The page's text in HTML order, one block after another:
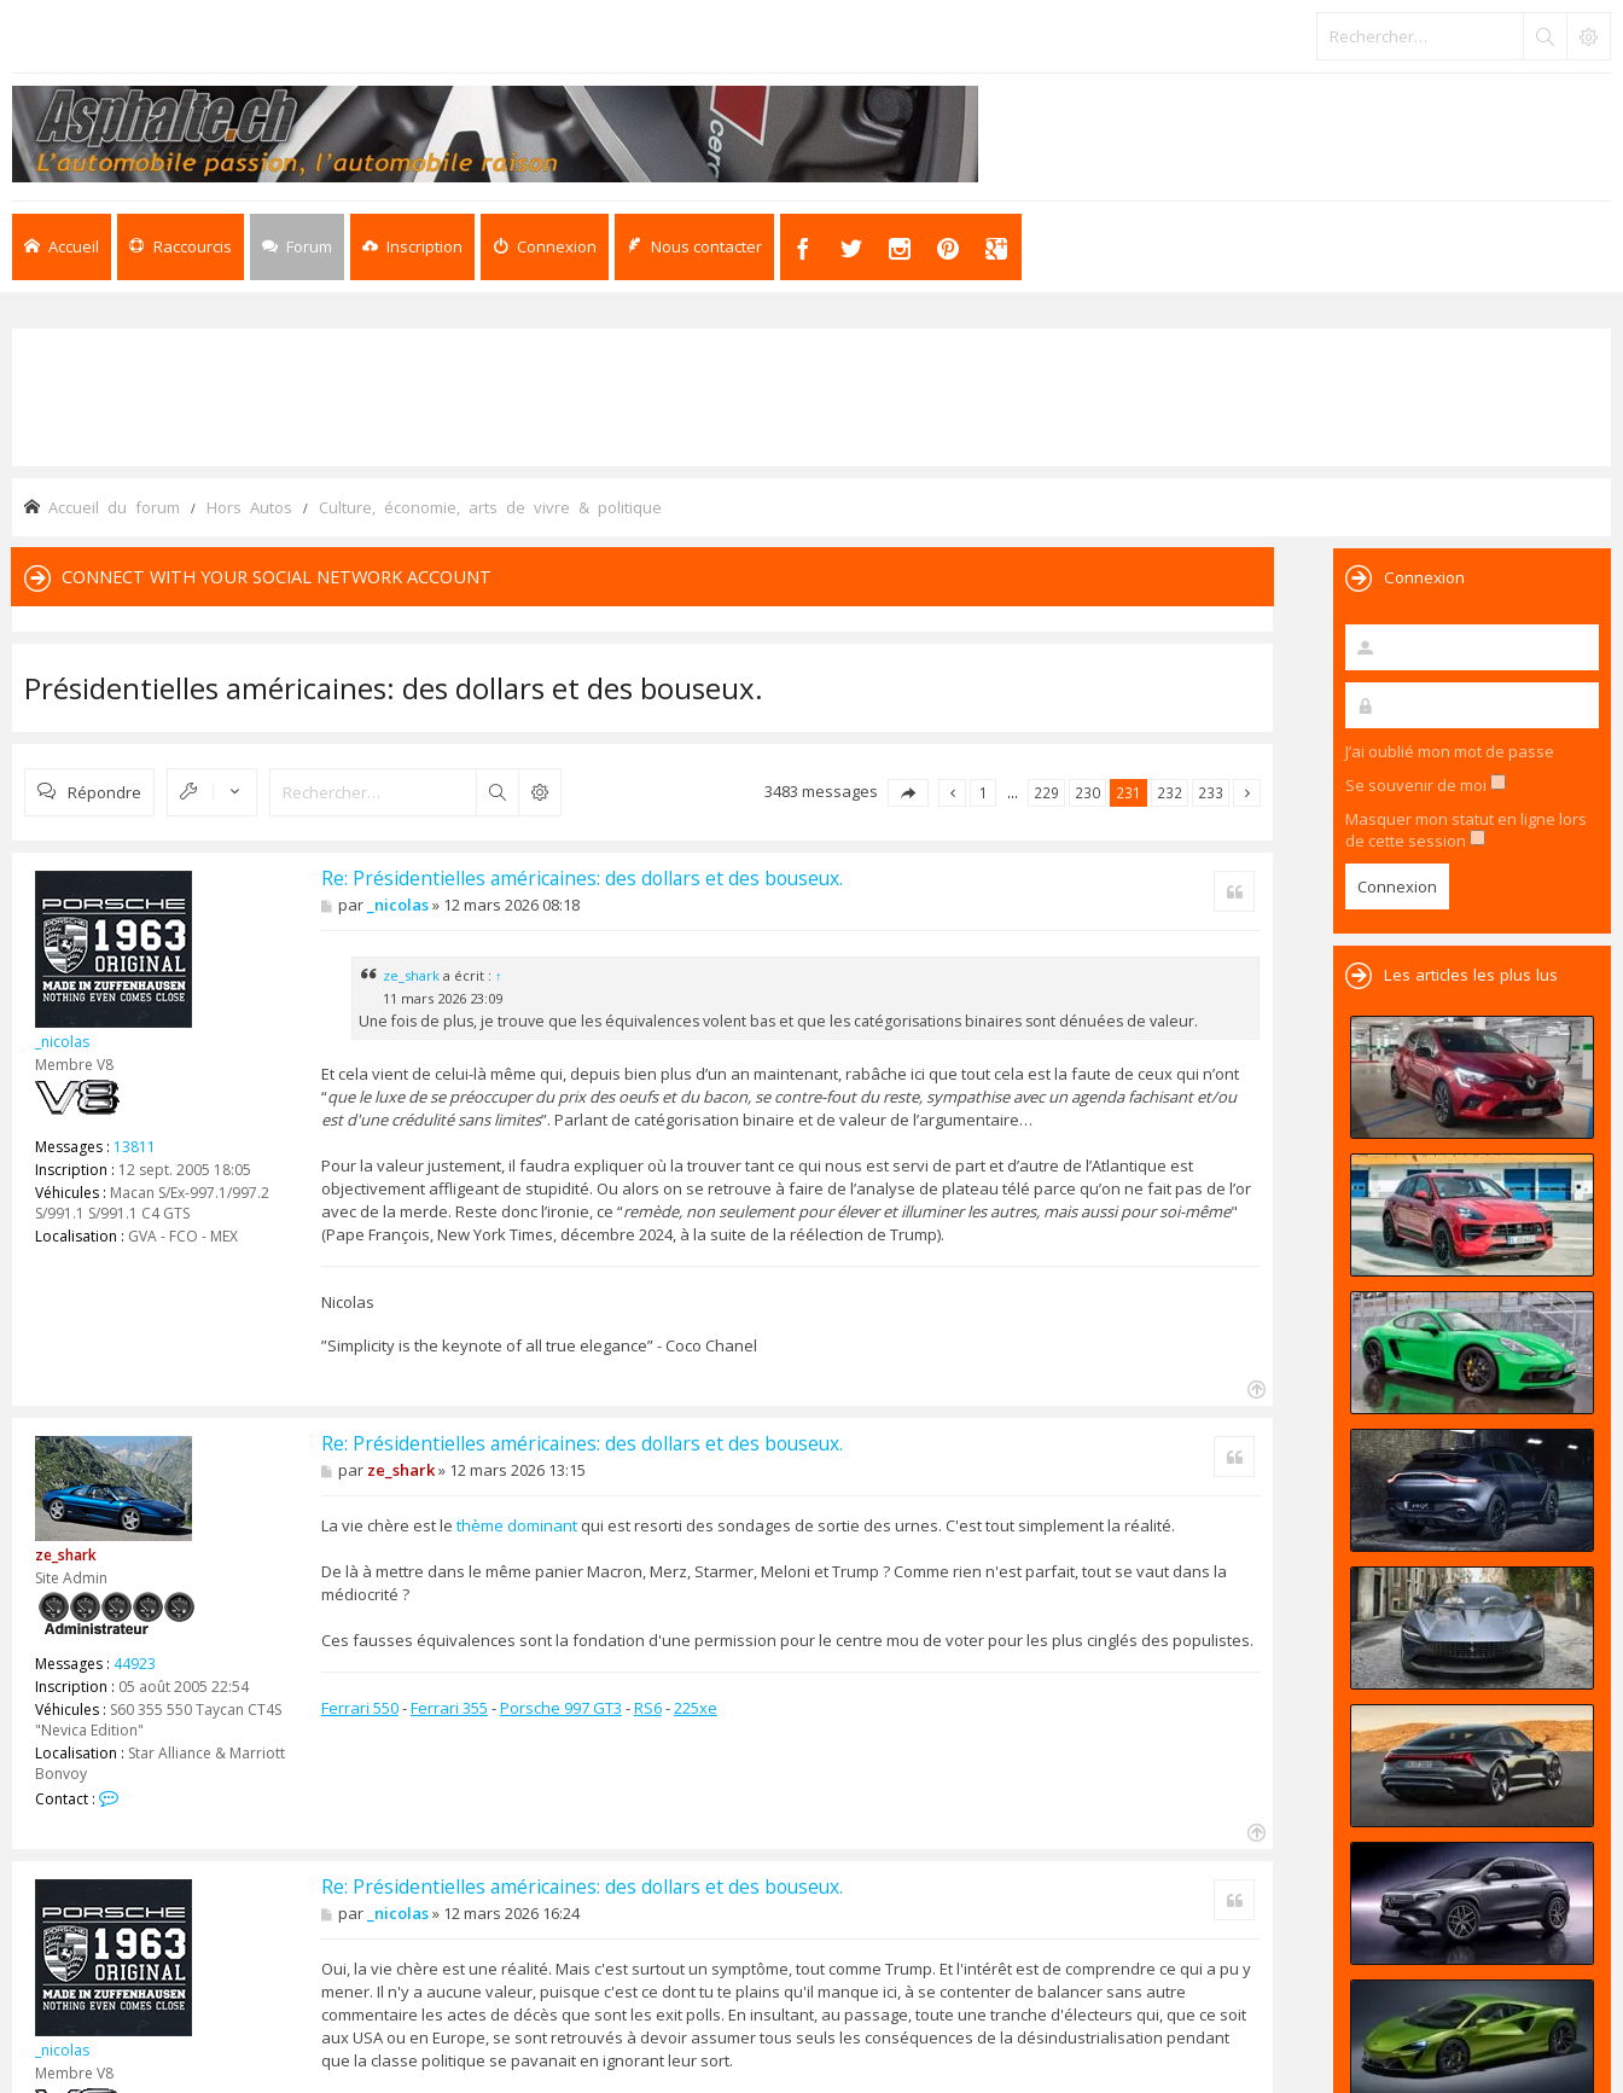
Accueil Raccourcis Forum Inscription Connexion Nous contacter
Accueil du forum Hors Autos Culture, économie, arts de vivre & politique
CONNECT WITH YOUR SOCIAL NETWORK ACCOUNT
Présidentielles américaines: des dollars et des bouseux.
Répondre Rechercher 3483 messages 1 … 229 230 231 232 233
_nicolas
Membre V8
Messages : 13811
Inscription : 12 sept. 2005 18:05
Véhicules : Macan S/Ex-997.1/997.2
S/991.1 S/991.1 C4 GTS
Localisation : GVA - FCO - MEX
Re: Présidentielles américaines: des dollars et des bouseux.
M
e
par _nicolas» 12 mars 2026 08:18
ze_sharka écrit : ↑
11 mars 2026 23:09
Une fois de plus, je trouve que les équivalences volent bas et que les catégorisations binaires sont dénuées de valeur.
Et cela vient de celui-là même qui, depuis bien plus d’un an maintenant, rabâche ici que tout cela est la faute de ceux qui n’ont
“que le luxe de se préoccuper du prix des oeufs et du bacon, se contre-fout du reste, sympathise avec un agenda fachisant et/ou
est d'une crédulité sans limites”. Parlant de catégorisation binaire et de valeur de l’argumentaire…
Pour la valeur justement, il faudra expliquer où la trouver tant ce qui nous est servi de part et d’autre de l’Atlantique est
objectivement affligeant de stupidité. Ou alors on se retrouve à faire de l’analyse de plateau télé parce qu’on ne fait pas de l’or
avec de la merde. Reste donc l’ironie, ce “remède, non seulement pour élever et illuminer les autres, mais aussi pour soi-même"
(Pape François, New York Times, décembre 2024, à la suite de la réélection de Trump).
Nicolas
”Simplicity is the keynote of all true elegance” - Coco Chanel
ze_shark
Site Admin
Messages : 44923
Inscription : 05 août 2005 22:54
Véhicules : S60 355 550 Taycan CT4S
"Nevica Edition"
Localisation : Star Alliance & Marriott
Bonvoy
Contact :
a
t
e
r
z
e
s
Re: Présidentielles américaines: des dollars et des bouseux.
M
e
s
e
par ze_shark» 12 mars 2026 13:15
La vie chère est le thème dominantqui est resorti des sondages de sortie des urnes. C'est tout simplement la réalité.
De là à mettre dans le même panier Macron, Merz, Starmer, Meloni et Trump ? Comme rien n'est parfait, tout se vaut dans la
médiocrité ?
Ces fausses équivalences sont la fondation d'une permission pour le centre mou de voter pour les plus cinglés des populistes.
Ferrari 550-Ferrari 355 -Porsche 997 GT3 -RS6-225xe
_nicolas
Membre V8
Re: Présidentielles américaines: des dollars et des bouseux.
M
e
s
a
g
e
par _nicolas» 12 mars 2026 16:24
Oui, la vie chère est une réalité. Mais c'est surtout un symptôme, tout comme Trump. Et l'intérêt est de comprendre ce qui a pu y
mener. Il n'y a aucune valeur, puisque c'est ce dont tu te plains qu'il manque ici, à se contenter de balancer sans autre
commentaire les actes de décès que sont les exit polls. En insultant, au passage, toute une tranche d'électeurs qui, que ce soit
aux USA ou en Europe, se sont retrouvés à devoir assumer tous seuls les conséquences de la désindustrialisation pendant
que la classe politique se pavanait en ignorant leur sort.
Connexion
J’ai oublié mon mot de passe
Se souvenir de moi
Masquer mon statut en ligne lors
de cette session
Les articles les plus lus